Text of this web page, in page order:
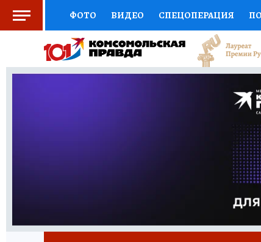
ФОТО ВИДЕО СПЕЦОПЕРАЦИЯ
СОЦПОДДЕРЖКА НАУКА СПОРТ
ВЫБОР ЭКСПЕРТОВ ДОКТОР
ПРОГНОЗЫ НА